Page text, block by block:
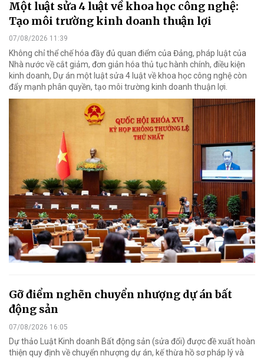
Một luật sửa 4 luật về khoa học công nghệ:
Tạo môi trường kinh doanh thuận lợi
07/08/2026 11:39
Không chỉ thể chế hóa đầy đủ quan điểm của Đảng, pháp luật của
Nhà nước về cắt giảm, đơn giản hóa thủ tục hành chính, điều kiện
kinh doanh, Dự án một luật sửa 4 luật về khoa học công nghệ còn
đẩy mạnh phân quyền, tạo môi trường kinh doanh thuận lợi.
Gỡ điểm nghẽn chuyển nhượng dự án bất
động sản
07/08/2026 16:05
Dự thảo Luật Kinh doanh Bất động sản (sửa đổi) được đề xuất hoàn
thiện quy định về chuyển nhượng dự án, kế thừa hồ sơ pháp lý và